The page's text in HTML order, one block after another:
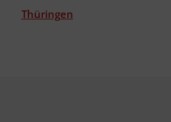
Thüringen